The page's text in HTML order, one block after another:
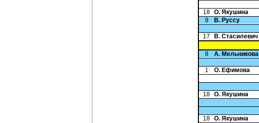
18 О. Якушина
9
В. Руссу
17
В. Стасилевич
8 А. Мельникова
1
О. Ефимова
18 О. Якушина
18 О. Якушина